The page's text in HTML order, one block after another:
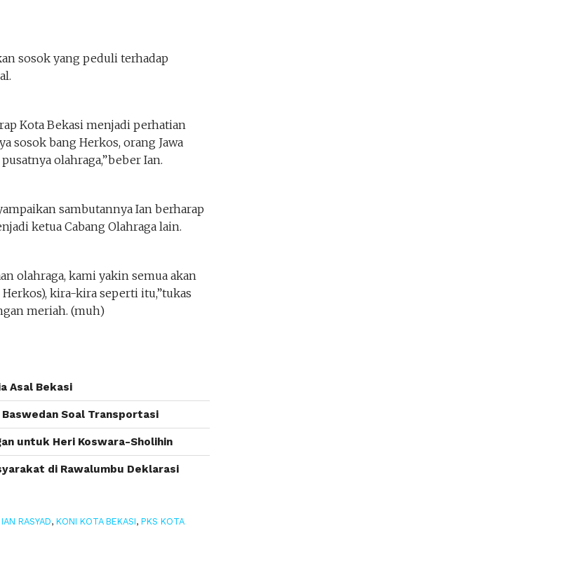
sosok yang peduli terhadap
Kota Bekasi menjadi perhatian
sosok bang Herkos, orang Jawa
olahraga,”beber Ian.
sambutannya Ian berharap
ketua Cabang Olahraga lain.
olahraga, kami yakin semua akan
kira-kira seperti itu,”tukas
meriah. (muh)
Asal Bekasi
Soal Transportasi
untuk Heri Koswara-Sholihin
di Rawalumbu Deklarasi
IAN RASYAD, KONI KOTA BEKASI, PKS KOTA